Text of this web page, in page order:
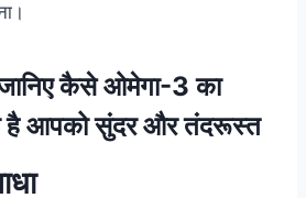
कैसे ओमेगा-3 का
है आपको सुंदर और तंदरूस्त